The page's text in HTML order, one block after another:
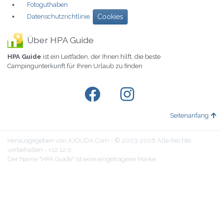
Fotoguthaben
Datenschutzrichtlinie
Cookies
Über HPA Guide
HPA Guide ist ein Leitfaden, der Ihnen hilft, die beste
Campingunterkunft für Ihren Urlaub zu finden
Seitenanfang
Herausgegeben von AJOUDA.Com - © 2003-2026 Alle Rechte
vorbehalten - v12.12.0
Der Name "HPA Guide" ist eine eingetragene Marke.